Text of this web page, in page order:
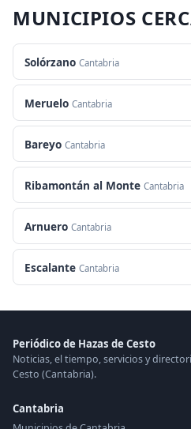
MUNICIPIOS
Solórzano Cantabria
Meruelo Cantabria
Bareyo Cantabria
Ribamontán al Monte Cantabria
Arnuero Cantabria
Escalante Cantabria
Periódico de Hazas de Cesto
Noticias, el tiempo, servicios y
Cesto (Cantabria).
Cantabria